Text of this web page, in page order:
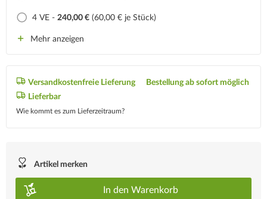
4 VE - 240,00 € (60,00 € je Stück)
Mehr anzeigen
Versandkostenfreie Lieferung
Lieferbar
Wie kommt es zum Lieferzeitraum?
Bestellung ab sofort möglich
Artikel merken
In den Warenkorb